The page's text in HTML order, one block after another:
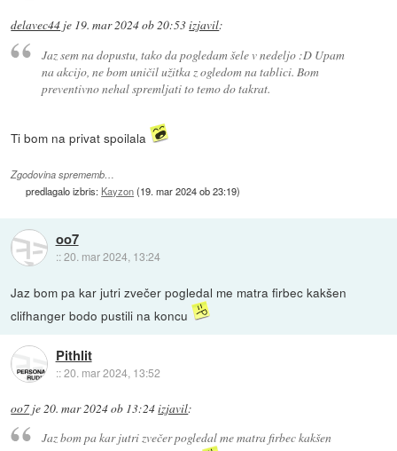
delavec44 je 19. mar 2024 ob 20:53izjavil:
Jaz sem na dopustu, tako da pogledam šele v nedeljo :D Upam
na akcijo, ne bom uničil užitka z ogledom na tablici. Bom
preventivno nehal spremljati to temo do takrat.
Ti bom na privat spoilala
Zgodovina sprememb…
predlagalo izbris: Kayzon(19. mar 2024 ob 23:19)
oo7
::20. mar 2024, 13:24
Jaz bom pa kar jutri zvečer pogledal me matra firbec kakšen
clifhanger bodo pustili na koncu
Pithlit
::20. mar 2024, 13:52
oo7 je20. mar 2024 ob 13:24izjavil:
Jaz bom pa kar jutri zvečer pogledal me matra firbec kakšen